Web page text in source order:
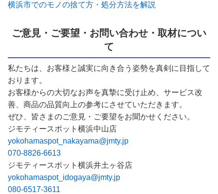
横浜市でのモノの捨て方・処分方法を解説
ご意見・ご要望・お問い合わせ・取材につい
て
私たちは、お客様と誠実に向き合う姿勢を真剣に目指して
おります。
お客様からの大切なお声を真摯に受け止め、サービス改
善、商品の品質向上の参考にさせていただきます。
ぜひ、皆さまのご意見・ご要望をお聞かせください。
ジモティースポット横浜中山店
yokohamaspot_nakayama@jmty.jp
070-8826-6613
ジモティースポット横浜井土ヶ谷店
yokohamaspot_idogaya@jmty.jp
080-6517-3611